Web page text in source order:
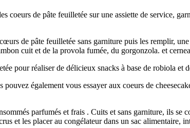
coeurs de pâte feuilletée sur une assiette de service,
de pâte feuilletée sans garniture puis les remplir,
cuit et de la provola fumée, du gorgonzola. et
pour réaliser de délicieux snacks à base de robiola et
également vous essayer aux coeurs de
parfumés et frais . Cuits et sans garniture, ils
et les placer au congélateur dans un sac alimentaire,